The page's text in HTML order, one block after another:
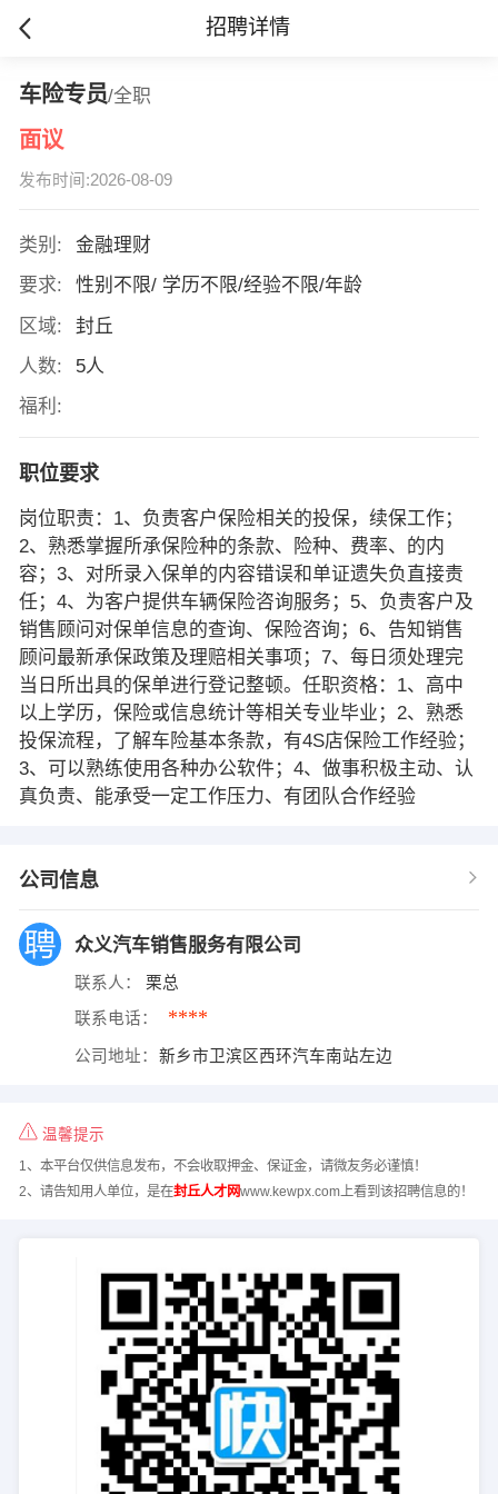
招聘详情
车险专员/全职
面议
发布时间:2026-08-09
类别:
金融理财
要求:
性别不限/ 学历不限/经验不限/年龄
区域:
封丘
人数:
5人
福利:
职位要求
岗位职责：1、负责客户保险相关的投保，续保工作；
2、熟悉掌握所承保险种的条款、险种、费率、的内
容；3、对所录入保单的内容错误和单证遗失负直接责
任；4、为客户提供车辆保险咨询服务；5、负责客户及
销售顾问对保单信息的查询、保险咨询；6、告知销售
顾问最新承保政策及理赔相关事项；7、每日须处理完
当日所出具的保单进行登记整顿。任职资格：1、高中
以上学历，保险或信息统计等相关专业毕业；2、熟悉
投保流程，了解车险基本条款，有4S店保险工作经验；
3、可以熟练使用各种办公软件；4、做事积极主动、认
真负责、能承受一定工作压力、有团队合作经验
公司信息
众义汽车销售服务有限公司
联系人： 栗总
联系电话： ****
公司地址： 新乡市卫滨区西环汽车南站左边
温馨提示
1、本平台仅供信息发布，不会收取押金、保证金，请微友务必谨慎！
2、请告知用人单位，是在封丘人才网www.kewpx.com上看到该招聘信息的！